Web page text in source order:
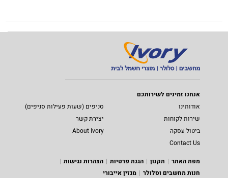
אנחנו זמינים לשירותכם
אודותינו
סניפים (שעות פעילות סניפים)
שירות לקוחות
יצירת קשר
ביטול עסקה
About Ivory
Contact Us
מפת האתר
תקנון הגנת פרטיות
הצהרות נגישות
חנות מחשבים וסלולר
מגזין אייבורי